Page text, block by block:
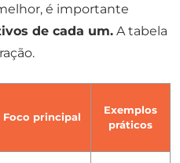
é importante
de cada um. A tabela
Foco principal
Exemplos
práticos